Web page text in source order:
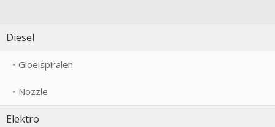
Diesel
Gloeispiralen
Nozzle
Elektro